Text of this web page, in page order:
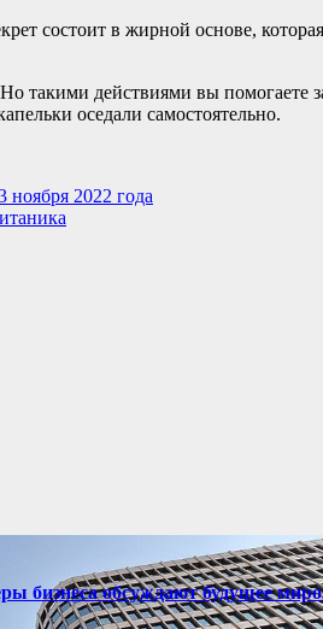
состоит в жирной основе,
действиями вы помогаете
оседали самостоятельно.
2022 года
бизнеса обсуждают будущее